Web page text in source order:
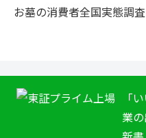
お墓の消費者全国実態調査
「
業